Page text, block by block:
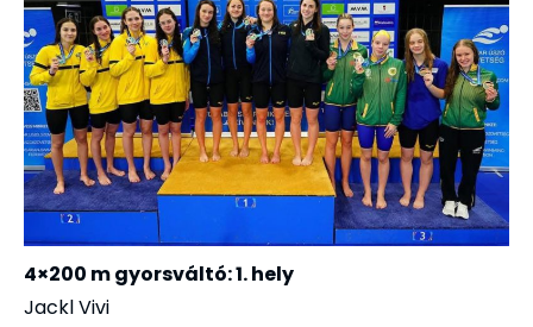
4×200 m gyorsváltó: 1. hely
Jackl Vivi